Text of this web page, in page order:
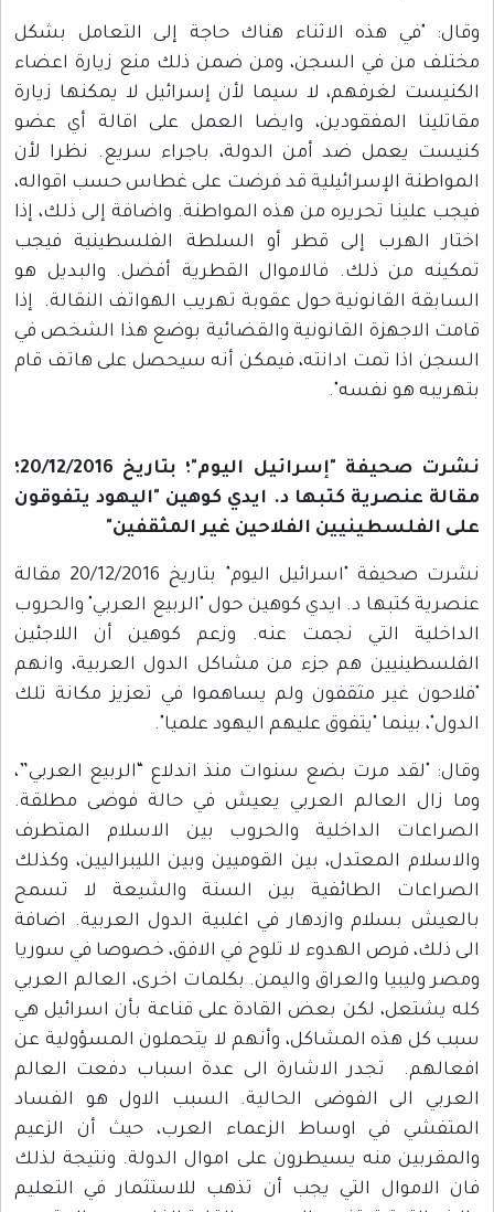
وقال: "في هذه الاثناء هناك حاجة إلى التعامل بشكل
مختلف من في السجن، ومن ضمن ذلك منع زيارة اعضاء
الكنيست لغرفهم، لا سيما لأن إسرائيل لا يمكنها زيارة
مقاتلينا المفقودين، وايضا العمل على اقالة أي عضو
كنيست يعمل ضد أمن الدولة، باجراء سريع. نظرا لأن
المواطنة الإسرائيلية قد فرضت على غطاس حسب اقواله،
فيجب علينا تحريره من هذه المواطنة. واضافة إلى ذلك، إذا
اختار الهرب إلى قطر أو السلطة الفلسطينية فيجب
تمكينه من ذلك. فالاموال القطرية أفضل. والبديل هو
السابقة القانونية حول عقوبة تهريب الهواتف النقالة. إذا
قامت الاجهزة القانونية والقضائية بوضع هذا الشخص في
السجن اذا تمت ادانته، فيمكن أنه سيحصل على هاتف قام
بتهريبه هو نفسه".
نشرت صحيفة "إسرائيل اليوم"؛ بتاريخ 20/12/2016؛
مقالة عنصرية كتبها د. ايدي كوهين "اليهود يتفوقون
على الفلسطينيين الفلاحين غير المثقفين"
نشرت صحيفة "اسرائيل اليوم" بتاريخ 20/12/2016 مقالة
عنصرية كتبها د. ايدي كوهين حول "الربيع العربي" والحروب
الداخلية التي نجمت عنه. وزعم كوهين أن اللاجئين
الفلسطينيين هم جزء من مشاكل الدول العربية، وانهم
"فلاحون غير مثقفون ولم يساهموا في تعزيز مكانة تلك
الدول"، بينما "يتفوق عليهم اليهود علميا".
وقال: "لقد مرت بضع سنوات منذ اندلاع “الربيع العربي”،
وما زال العالم العربي يعيش في حالة فوضى مطلقة.
الصراعات الداخلية والحروب بين الاسلام المتطرف
والاسلام المعتدل، بين القوميين وبين الليبراليين، وكذلك
الصراعات الطائفية بين السنة والشيعة لا تسمح
بالعيش بسلام وازدهار في اغلبية الدول العربية. اضافة
الى ذلك، فرص الهدوء لا تلوح في الافق، خصوصا في سوريا
ومصر وليبيا والعراق واليمن. بكلمات اخرى، العالم العربي
كله يشتعل، لكن بعض القادة على قناعة بأن اسرائيل هي
سبب كل هذه المشاكل، وأنهم لا يتحملون المسؤولية عن
افعالهم. تجدر الاشارة الى عدة اسباب دفعت العالم
العربي الى الفوضى الحالية. السبب الاول هو الفساد
المتفشي في اوساط الزعماء العرب، حيث أن الزعيم
والمقربين منه يسيطرون على اموال الدولة. ونتيجة لذلك
فان الاموال التي يجب أن تذهب للاستثمار في التعليم